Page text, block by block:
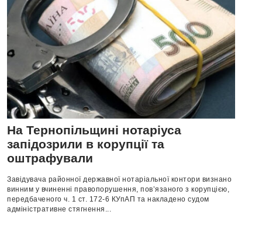
На Тернопільщині нотаріуса
запідозрили в корупції та
оштрафували
Завідувача районної державної нотаріальної контори визнано
винним у вчиненні правопорушення, пов’язаного з корупцією,
передбаченого ч. 1 ст. 172-6 КУпАП та накладено судом
адміністративне стягнення...